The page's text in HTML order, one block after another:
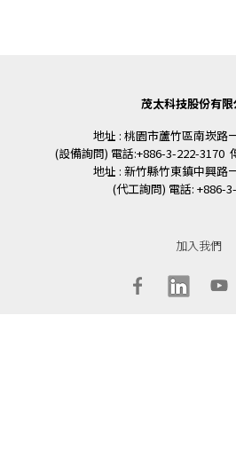
茂太科技股份有限
地址 : 桃園市蘆竹區南崁路
(設備詢問) 電話:+886-3-222-3170
地址 : 新竹縣竹東鎮中興路
(代工詢問) 電話: +886-
加入我們